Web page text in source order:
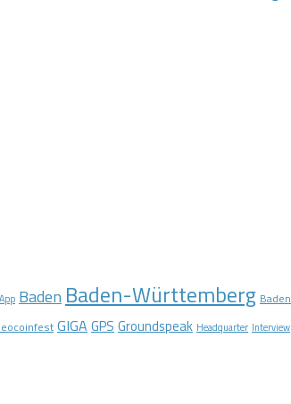
App Baden Baden-Württemberg
GIGA GPS Groundspeak Headquarter Interview